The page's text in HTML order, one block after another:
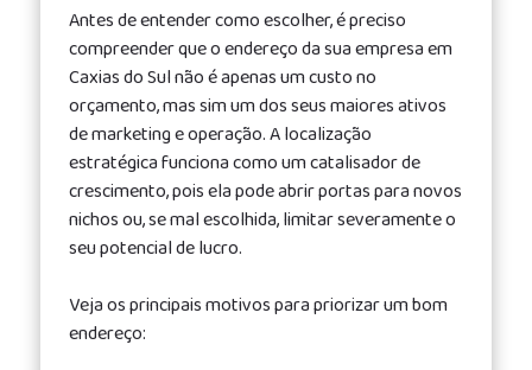
Antes de entender como escolher, é preciso
compreender que o endereço da sua empresa em
Caxias do Sul não é apenas um custo no
orçamento, mas sim um dos seus maiores ativos
de marketing e operação. A localização
estratégica funciona como um catalisador de
crescimento, pois ela pode abrir portas para novos
nichos ou, se mal escolhida, limitar severamente o
seu potencial de lucro.
Veja os principais motivos para priorizar um bom
endereço: